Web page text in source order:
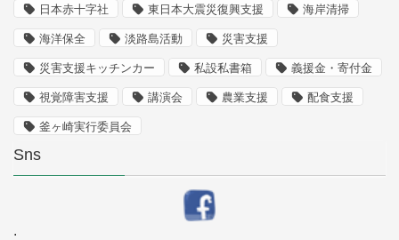
日本赤十字社 東日本大震災復興支援 海岸清掃
海洋保全 淡路島活動 災害支援
災害支援キッチンカー 私設私書箱 義援金・寄付金
視覚障害支援 講演会 農業支援 配食支援
釜ヶ崎実行委員会
Sns
.